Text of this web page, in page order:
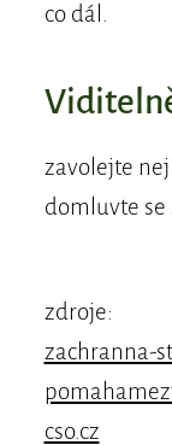
co dál.
zavolejte
domluvte se
zdroje:
zachranna-
cso.cz